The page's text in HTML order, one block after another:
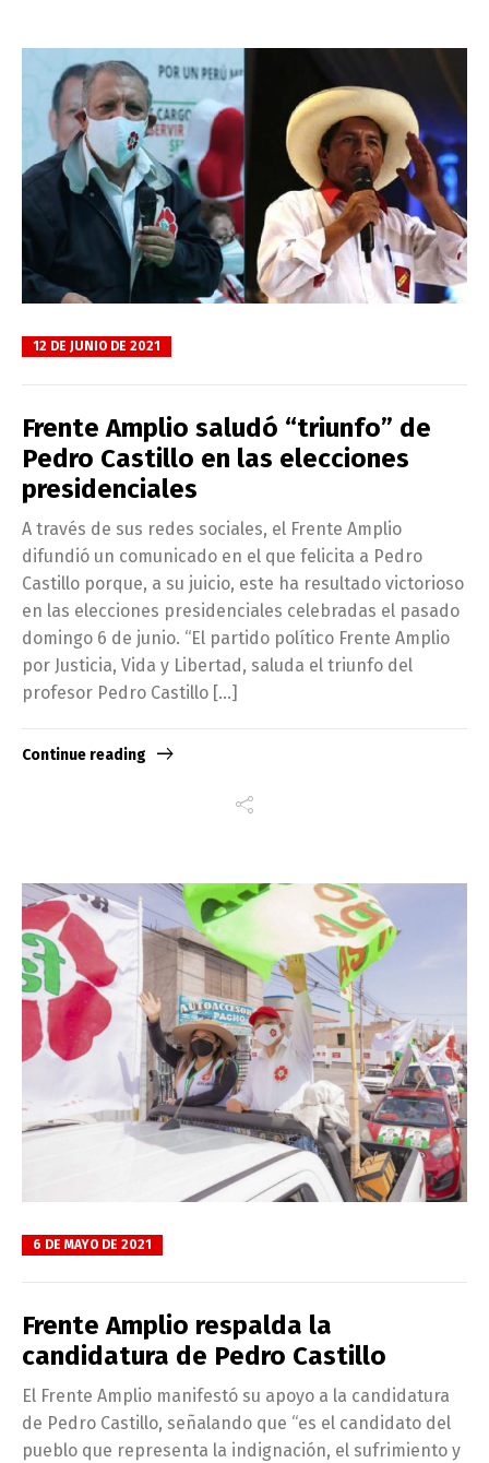
12 DE JUNIO DE 2021
Frente Amplio saludó “triunfo” de
Pedro Castillo en las elecciones
presidenciales
A través de sus redes sociales, el Frente Amplio
difundió un comunicado en el que felicita a Pedro
Castillo porque, a su juicio, este ha resultado victorioso
en las elecciones presidenciales celebradas el pasado
domingo 6 de junio. “El partido político Frente Amplio
por Justicia, Vida y Libertad, saluda el triunfo del
profesor Pedro Castillo […]
Continue reading
6 DE MAYO DE 2021
Frente Amplio respalda la
candidatura de Pedro Castillo
El Frente Amplio manifestó su apoyo a la candidatura
de Pedro Castillo, señalando que “es el candidato del
pueblo que representa la indignación, el sufrimiento y